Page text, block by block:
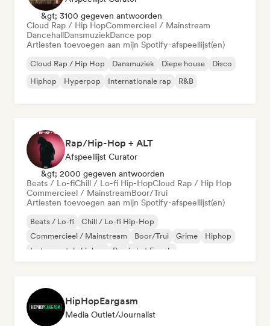
&gt; 3100 gegeven antwoorden
Cloud Rap / Hip HopCommercieel / Mainstream
DancehallDansmuziekDance pop
Artiesten toevoegen aan mijn Spotify-afspeellijst(en)
Cloud Rap / Hip Hop Dansmuziek Diepe house
Disco
Hiphop
Hyperpop Internationale rap R&B
Rap/Hip-Hop + ALT
Afspeellijst Curator
&gt; 2000 gegeven antwoorden
Beats / Lo-fiChill / Lo-fi Hip-HopCloud Rap / Hip Hop
Commercieel / MainstreamBoor/Trui
Artiesten toevoegen aan mijn Spotify-afspeellijst(en)
Beats / Lo-fi
Chill / Lo-fi Hip-Hop
Commercieel / Mainstream
Boor/Trui Grime
Hiphop
Instrumentale hiphop
Rap in het Engels
HipHopEargasm
Media Outlet/Journalist